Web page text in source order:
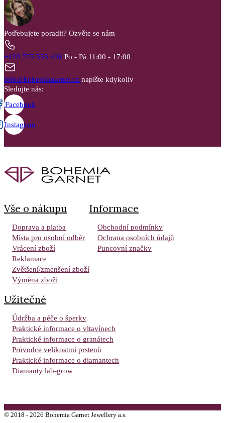
Potřebujete poradit? Ozvěte se nám
+420 725 535 406 Po - Pá 11:00 - 17:00
info@bohemiagarnet.cz napište kdykoliv
Sledujte nás:
Facebook
Instagram
Vše o nákupu
Doprava a platba
Místa pro osobní odběr
Vrácení zboží
Reklamace
Zvětšení/zmenšení zboží
Výměna zboží
Informace
Obchodní podmínky
Ochrana osobních údajů
Puncovní značky
Užitečné
Údržba a péče o šperky
Praktické informace o vltavínech
Praktické informace o granátech
Průvodce velikostmi prstenů
Praktické informace o diamantech
Diamanty lab-grow
© 2018 - 2026 Bohemia Garnet Jewellery a.s.